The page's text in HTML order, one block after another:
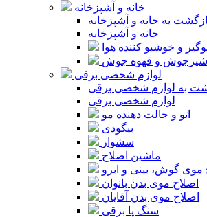
خانه و آشپزخانه
به خانه و آشپزخانه
خانه و آشپزخانه
و خوشبو کننده هوا
شیرجوش و قهوه جوش
لوازم شخصی برقی
به لوازم شخصی برقی
لوازم شخصی برقی
اتو و حالت دهنده مو
بیگودی
سشوار
ماشین اصلاح
موی گوش، بینی و ابرو
اصلاح موی بدن بانوان
اصلاح موی بدن آقایان
سنگ پا برقی